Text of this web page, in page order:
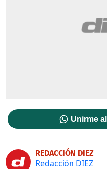
Unirme
REDACCIÓN DIEZ
Redacción DIEZ